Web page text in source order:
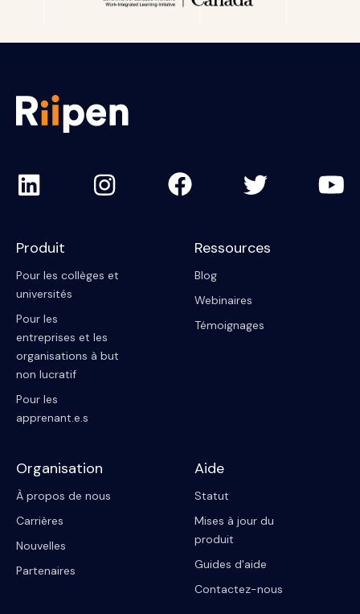
Canada.
Je ne suis pas un étudiant étranger.
Produit
Pour les collèges et
universités
Pour les
entreprises et les
organisations à but
non lucratif
Pour les
apprenant.e.s
Ressources
Blog
Webinaires
Témoignages
Organisation
À propos de nous
Carrières
Nouvelles
Partenaires
Aide
Statut
Mises à jour du
produit
Guides d'aide
Contactez-nous